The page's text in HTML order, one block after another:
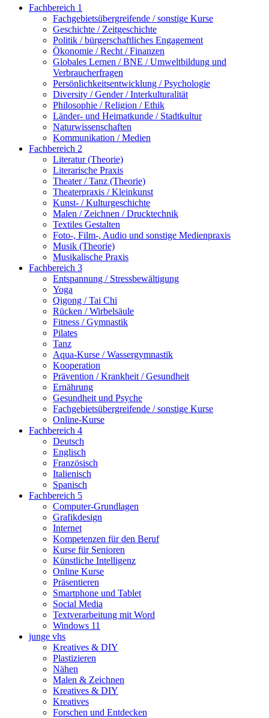
Fachbereich 1
Fachgebietsübergreifende / sonstige Kurse
Geschichte / Zeitgeschichte
Politik / bürgerschaftliches Engagement
Ökonomie / Recht / Finanzen
Globales Lernen / BNE / Umweltbildung und
Verbraucherfragen
Persönlichkeitsentwicklung / Psychologie
Diversity / Gender / Interkulturalität
Philosophie / Religion / Ethik
Länder- und Heimatkunde / Stadtkultur
Naturwissenschaften
Kommunikation / Medien
Fachbereich 2
Literatur (Theorie)
Literarische Praxis
Theater / Tanz (Theorie)
Theaterpraxis / Kleinkunst
Kunst- / Kulturgeschichte
Malen / Zeichnen / Drucktechnik
Textiles Gestalten
Foto-, Film-, Audio und sonstige Medienpraxis
Musik (Theorie)
Musikalische Praxis
Fachbereich 3
Entspannung / Stressbewältigung
Yoga
Qigong / Tai Chi
Rücken / Wirbelsäule
Fitness / Gymnastik
Pilates
Tanz
Aqua-Kurse / Wassergymnastik
Kooperation
Prävention / Krankheit / Gesundheit
Ernährung
Gesundheit und Psyche
Fachgebietsübergreifende / sonstige Kurse
Online-Kurse
Fachbereich 4
Deutsch
Englisch
Französisch
Italienisch
Spanisch
Fachbereich 5
Computer-Grundlagen
Grafikdesign
Internet
Kompetenzen für den Beruf
Kurse für Senioren
Künstliche Intelligenz
Online Kurse
Präsentieren
Smartphone und Tablet
Social Media
Textverarbeitung mit Word
Windows 11
junge vhs
Kreatives & DIY
Plastizieren
Nähen
Malen & Zeichnen
Kreatives & DIY
Kreatives
Forschen und Entdecken